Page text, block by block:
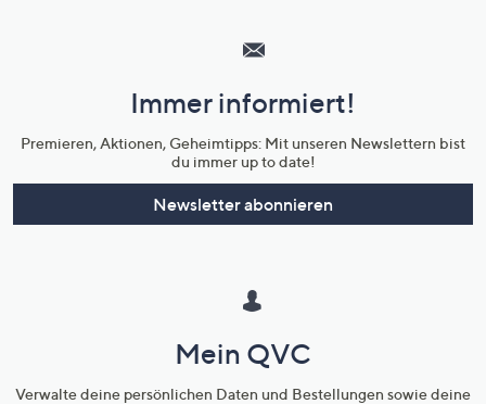
Unternehmensinformationen
Immer informiert!
Premieren, Aktionen, Geheimtipps: Mit unseren Newslettern bist
du immer up to date!
Newsletter abonnieren
Mein QVC
Verwalte deine persönlichen Daten und Bestellungen sowie deine